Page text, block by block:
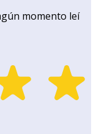
momento leí